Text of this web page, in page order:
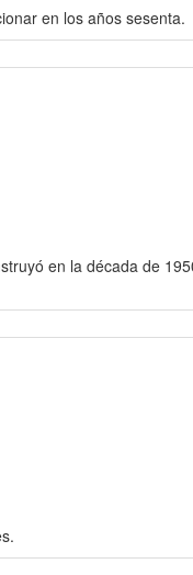
en los años sesenta.
en la década de